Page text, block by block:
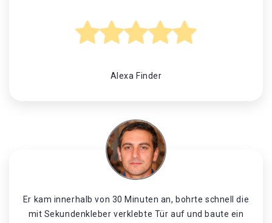
Alexa Finder
Er kam innerhalb von 30 Minuten an, bohrte schnell die
mit Sekundenkleber verklebte Tür auf und baute ein